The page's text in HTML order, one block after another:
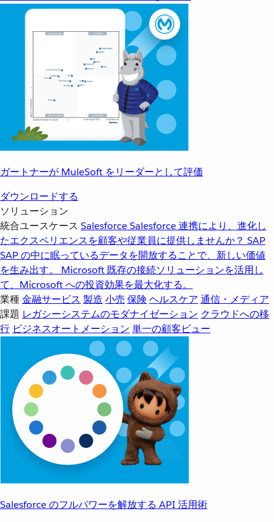
ガートナーが MuleSoft をリーダーとして評価
ダウンロードする
ソリューション
統合ユースケース SalesforceSalesforce 連携により、進化し
たエクスペリエンスを顧客や従業員に提供しませんか？ SAP
SAP の中に眠っているデータを開放することで、新しい価値
を生み出す。
Microsoft 既存の接続ソリューションを活用し
て、Microsoft への投資効果を最大化する。
業種金融サービス 製造 小売 保険 ヘルスケア 通信・メディア
課題 レガシーシステムのモダナイゼーション クラウドへの移
行 ビジネスオートメーション 単一の顧客ビュー
Salesforce のフルパワーを解放する API 活用術